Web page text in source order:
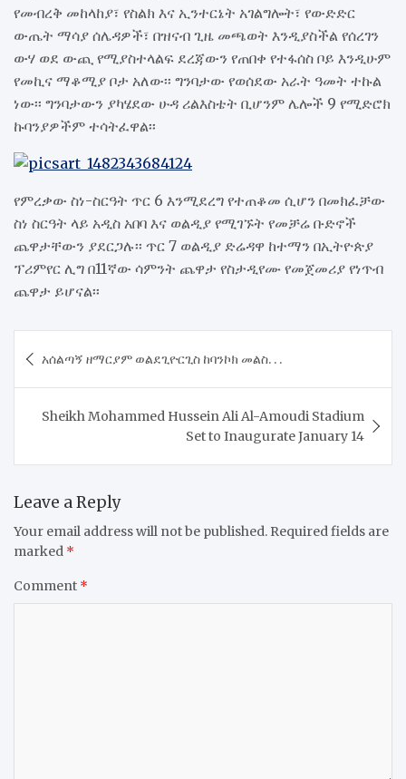
የመብረቅ መከላከያ፣ የስልክ እና ኢንተርኔት አገልግሎት፣ የውድድር
ውጤት ማሳያ ሰሌዳዎች፣ በዝናብ ጊዜ መጫወት እንዲያስችል የሰረገን
ውሃ ወደ ውጪ የሚያስተላልፍ ደረጃውን የጠበቀ የተፋሰስ ቦይ እንዲሁም
የመኪና ማቆሚያ ቦታ አለው፡፡ ግንባታው የወሰደው አራት ዓመት ተኩል
ነው፡፡ ግንባታውን ያካሄደው ሁዳ ሪልእስቴት ቢሆንም ሌሎች 9 የሚድሮክ
ኩባንያዎችም ተሳትፈዋል፡፡
የምረቃው ስነ-ስርዓት ጥር 6 እንሚደረግ የተጠቆመ ሲሆን በመክፈቻው
ስነ ስርዓት ላይ አዲስ አበባ እና ወልዲያ የሚገኙት የመቻሬ ቡድኖች
ጨዋታቸውን ያደርጋሉ፡፡ ጥር 7 ወልዲያ ድሬዳዋ ከተማን በኢትዮጵያ
ፕሪምየር ሊግ በ11ኛው ሳምንት ጨዋታ የስታዲየሙ የመጀመሪያ የነጥብ
ጨዋታ ይሆናል፡፡
navigation
አሰልጣኝ ዘማርያም ወልደጊዮርጊስ ከባንኮክ መልስ. . .
Sheikh Mohammed Hussein Ali Al-Amoudi Stadium
Set to Inaugurate January 14
Leave a Reply
Your email address will not be published. Required fields are
marked *
Comment *